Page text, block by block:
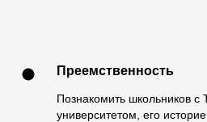
Преемственность
Познакомить школьников с
университетом, его